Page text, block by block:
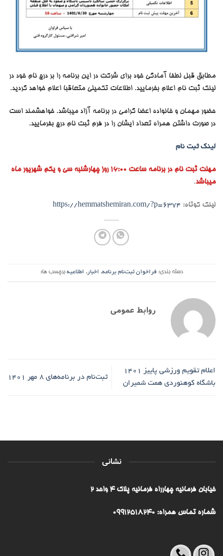
مطابق قبل لطفا آمادگی خود برای شرکت در این برنامه را بر درج نام خود در
لینک ثبت نام اعلام بفرمایید. اطلاعات تکمیلی متعاقبا اعلام خواهد گردید.
حضور مهمان و خانواده اعضا گرامی در برنامه آزاد میباشد. خواهشمند است
در صورت داشتن همراه تعداد ایشان را در فرم ثبت نام درج بفرمایید.
لینک ثبت نام
مهلت ثبت نام در برنامه ساعت 16:00 روز چهارشنبه سی و یکم شهریور ماه
میباشد.
لینک کوتاه: https://hemmatshemiran.com/?p=6374
دسته بندی: فراخوان ثبت‌نام برنامه, اخبار, اطلاعیه برچسب ها:
روابط عمومی
اعلام تقویم ورزشی پاییز 1401
باشگاه کوهنوردی همت شمیران
ثبت‌نام در برنامه‌های ۸ مهر ۱۴۰۱
نشانی
خیابان فرمانیه چهارراه فرمانیه پلاک ۴ واحد ۲
شماره تماس همراه: 09912518240